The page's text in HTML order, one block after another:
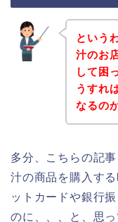
という
汁のお
して困
うすれ
なるの
多分、こちらの記
汁の商品を購入す
ットカードや銀行
のに、、、と、思